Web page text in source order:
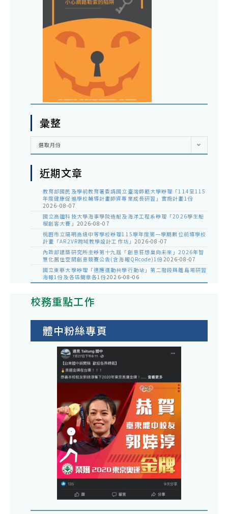
彙整
彙
選取月份
近期文章
教育部國民及學前教育署委請國立臺灣師範大學辦理「114至115
年度健康促進學校輔導計畫師資專業成長研習」實施計畫1份
2026-08-07
國立高雄科技大學海事學院造船及海洋工程系辦理「2026學生船
模創客大賽」 2026-08-07
桃園市立陽明高級中等學校辦理115學年度第一學期數位前導學校
計畫「AR2VR跨域教學設計工作坊」 2026-08-07
內政部建築研究所主辦第十九屆「創意狂想巢向未來」2026年智
慧化居住空間創意競賽公告(含海報QRcode)1份2026-08-07
國立東華大學辦理「適應運動共學行動站」第二階段與離島場研習
海報1份及各區簡章各1份2026-08-06
校務重點工作
體中粉絲專頁